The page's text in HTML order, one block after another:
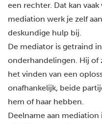
een rechter. Dat kan
mediation werk je zelf
deskundige hulp bij.
De mediator is getraind
onderhandelingen. Hij of
het vinden van een
onafhankelijk, beide
hem of haar hebben.
Deelname aan